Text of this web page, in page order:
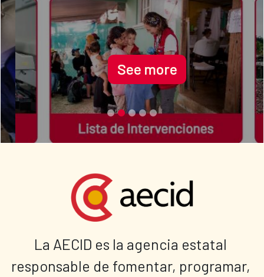
See more
La AECID es la agencia estatal
responsable de fomentar, programar,